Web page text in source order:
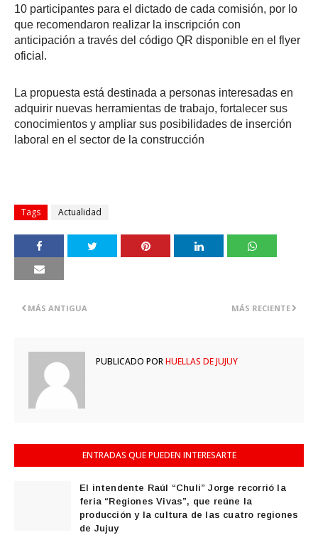
10 participantes para el dictado de cada comisión, por lo
que recomendaron realizar la inscripción con
anticipación a través del código QR disponible en el flyer
oficial.
La propuesta está destinada a personas interesadas en
adquirir nuevas herramientas de trabajo, fortalecer sus
conocimientos y ampliar sus posibilidades de inserción
laboral en el sector de la construcción
Tags Actualidad
MÁS RECIENTE
MÁS ANTIGUA
PUBLICADO PORHUELLAS DE JUJUY
ENTRADAS QUE PUEDEN INTERESARTE
El intendente Raúl “Chuli” Jorge recorrió la
feria “Regiones Vivas”, que reúne la
producción y la cultura de las cuatro regiones
de Jujuy